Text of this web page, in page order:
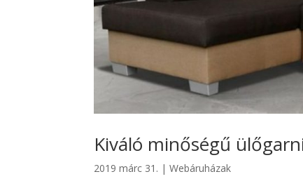
Kiváló minőségű
2019 márc 31. |Webáruházak